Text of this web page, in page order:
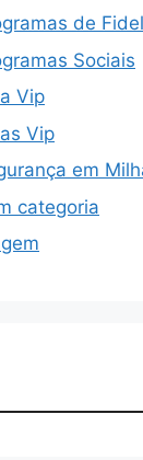
de
Sociais
Vip
Vip
em
categoria